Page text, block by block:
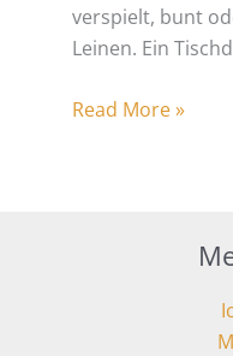
verspielt, bunt
Leinen. Ein
Read More »